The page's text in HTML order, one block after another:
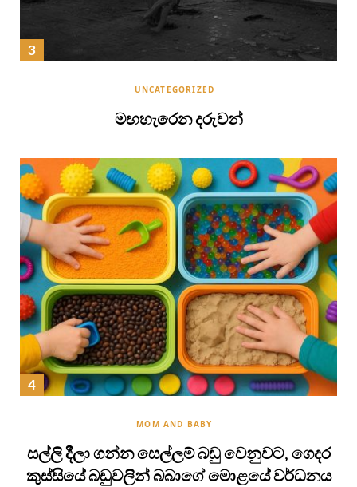
UNCATEGORIZED
මඟහැරෙන දරුවන්
MOM AND BABY
සල්ලි දීලා ගන්න සෙල්ලම් බඩු වෙනුවට, ගෙදර
කුස්සියේ බඩුවලින් බබාගේ මොළයේ වර්ධනය